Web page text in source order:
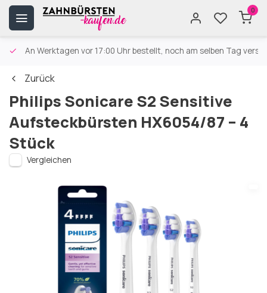
0
An Werktagen vor 17:00 Uhr bestellt, noch am selben Tag
Zurück
Philips Sonicare S2 Sensitive
Aufsteckbürsten HX6054/87 – 4
Stück
Vergleichen